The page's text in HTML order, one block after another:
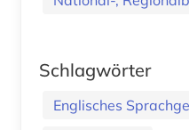
Schlagwörter
Englisches